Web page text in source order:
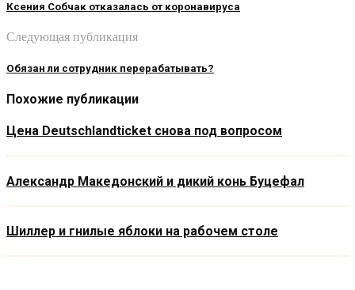
Ксения Собчак отказалась от коронавируса
Следующая публикация
Обязан ли сотрудник перерабатывать?
Похожие публикации
Цена Deutschlandticket снова под вопросом
Александр Македонский и дикий конь Буцефал
Шиллер и гнилые яблоки на рабочем столе